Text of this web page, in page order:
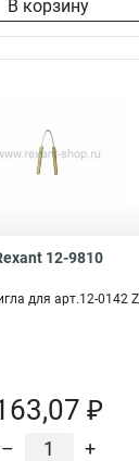
В корзину
12-9810
для арт.12-0142
₽
– +